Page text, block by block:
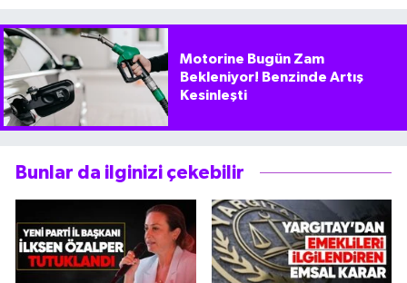
Motorine Bugün Zam
Bekleniyor! Benzinde Artış
Kesinleşti
Bunlar da ilginizi çekebilir